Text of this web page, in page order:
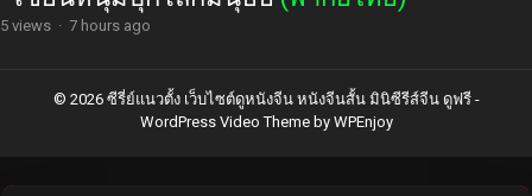
5 views · 7 hours ago
© 2026 ซีรี่ย์แนวตั้ง เว็บไซต์ดูหนังจีน หนังจีนสั้น มินิซีรีส์จีน ดูฟรี -
WordPress Video Themeby WPEnjoy